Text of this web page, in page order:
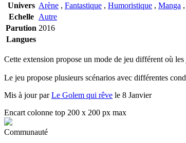
Univers Arène , Fantastique , Humoristique , Manga ,
Echelle
Autre
Parution 2016
Langues
Cette extension propose un mode de jeu différent où
Le jeu propose plusieurs scénarios avec différentes
Mis à jour parLe Golem qui rêve le 8 Janvier
Encart colonne top 200 x 200 px max
Communauté